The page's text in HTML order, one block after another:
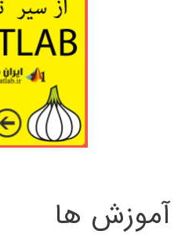
آموزش ها